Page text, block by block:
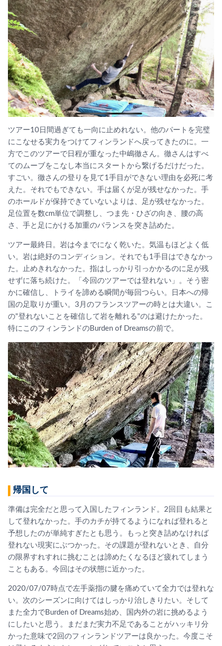
ツアー10日間過ぎても一向に止めれない。他のパートを完璧
にこなせる実力をつけてフィンランドへ戻ってきたのに。一
方でこのツアーで日程が重なった中嶋徹さん。徹さんはすべ
てのムーブをこなし本当にスタートから繋げるだけだった。
すごい。徹さんの登りを見て1手目ができない理由を必死に考
えた。それでもできない。手は届くが足が残せなかった。手
のホールドが保持できていないよりは、足が残せなかった。
足位置を数cm単位で調整し、つま先・ひざの向き、腰の高
さ、手と足にかける加重のバランスを突き詰めた。
ツアー最終日。岩は今までになく乾いた。気温もほどよく低
い。岩は絶好のコンディション。それでも1手目はできなかっ
た。止めきれなかった。指はしっかり引っかかるのに足が残
せずに落ち続けた。「今回のツアーでは登れない」。そう密
かに確信し、トライを諦める瞬間が毎回つらい。日本への帰
国の足取りが重い。3月のフランスツアーの時とは大違い。こ
の"登れないことを確信して岩を離れる"のは避けたかった。
特にこのフィンランドのBurden of Dreamsの前で。
帰国して
準備は完全だと思って入国したフィンランド。2回目も結果と
して登れなかった。手のカチが持てるようになれば登れると
予想したのが単純すぎたとも思う。もっと突き詰めなければ
登れない現実にぶつかった。その課題が登れないとき、自分
の限界すれすれに挑むことは諦めたくなるほど疲れてしまう
こともある。今回はその状態に近かった。
2020/07/07時点で左手薬指の腱を痛めていて全力では登れな
い。次のシーズンに向けてはしっかり治しきりたい。そして
また全力でBurden of Dreams始め、国内外の岩に挑めるよう
にしたいと思う。まだまだ実力不足であることがハッキリ分
かった意味で2回のフィンランドツアーは良かった。今度こそ